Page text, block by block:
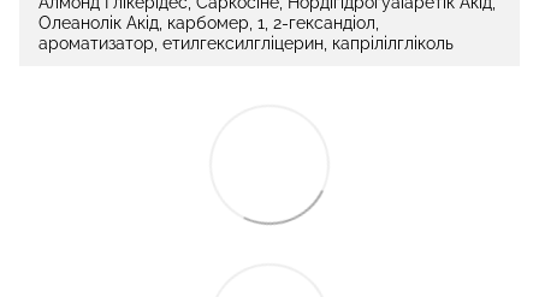
Олеанолік Акід, карбомер, 1, 2-гександіол,
ароматизатор, етилгексилгліцерин, капрілілгліколь